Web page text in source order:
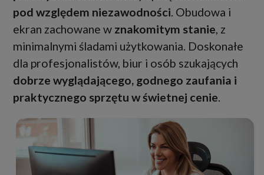
pod względem niezawodności . Obudowa i
ekran zachowane w znakomitym stanie , z
minimalnymi śladami użytkowania. Doskonałe
dla profesjonalistów, biur i osób szukających
dobrze wyglądającego, godnego zaufania i
praktycznego sprzętu w świetnej cenie